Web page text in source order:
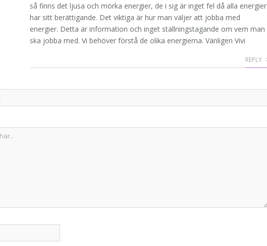
så finns det ljusa och mörka energier, de i sig är inget fel då alla energier
har sitt berättigande. Det viktiga är hur man väljer att jobba med
energier. Detta är information och inget ställningstagande om vem man
ska jobba med. Vi behöver förstå de olika energierna. Vänligen Vivi
REPLY